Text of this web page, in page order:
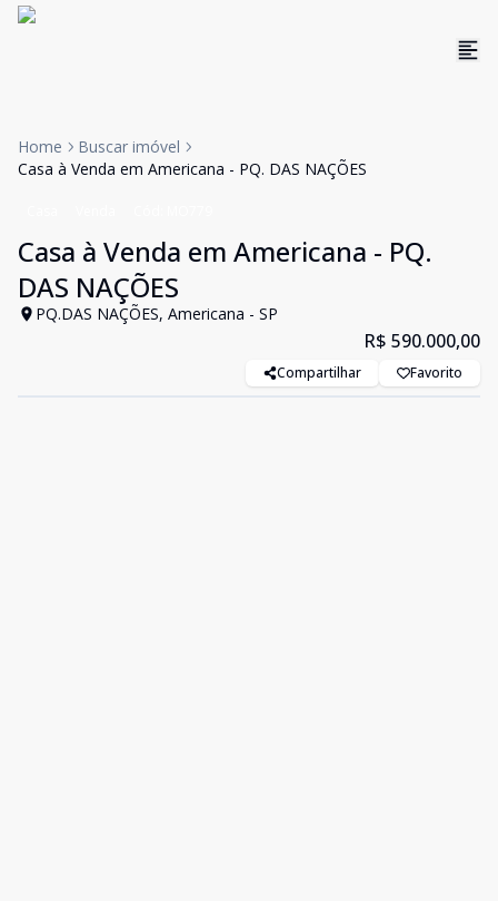
Home
Buscar imóvel
Casa à Venda em Americana - PQ. DAS NAÇÕES
Casa à Venda em Americana - PQ.
DAS NAÇÕES
PQ.DAS NAÇÕES, Americana - SP
R$ 590.000,00
Compartilhar Favorito